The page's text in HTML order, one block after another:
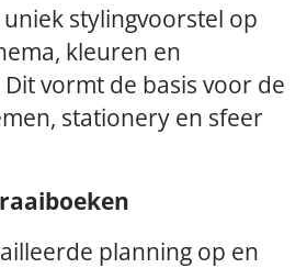
stylingvoorstel op
kleuren en
vormt de basis voor de
stationery en sfeer
planning op en